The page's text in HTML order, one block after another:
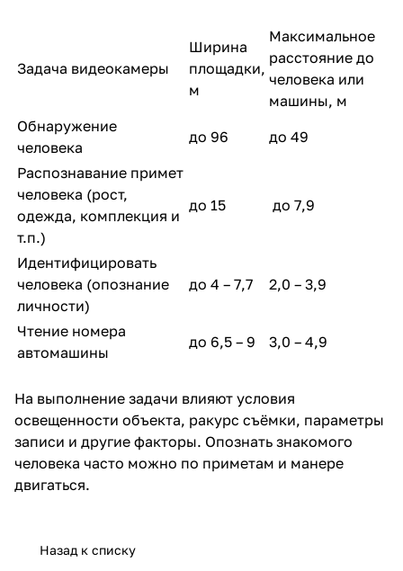
Задача видеокамеры
Ширина
площадки,
м
Максимальное
расстояние до
человека или
машины, м
Обнаружение
человека
до 96
до 49
Распознавание примет
человека (рост,
одежда, комплекция и
т.п.)
до 15 до 7,9
Идентифицировать
человека (опознание
личности)
до 4 – 7,7 2,0 – 3,9
Чтение номера
автомашины
до 6,5 – 9 3,0 – 4,9
На выполнение задачи влияют условия
освещенности объекта, ракурс съёмки, параметры
записи и другие факторы. Опознать знакомого
человека часто можно по приметам и манере
двигаться.
Назад к списку